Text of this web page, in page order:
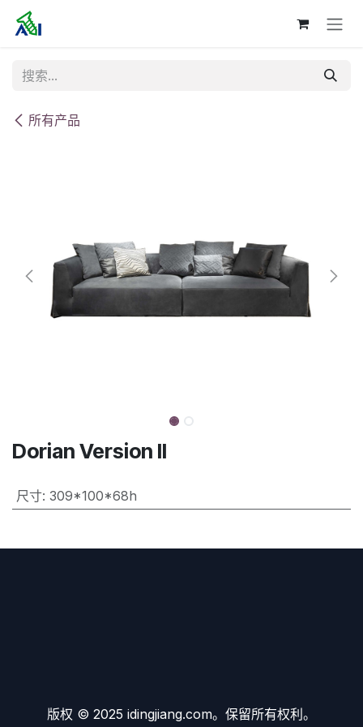
跳至内容
所有产品
Dorian Version II
尺寸: 309*100*68h
版权 © 2025 idingjiang.com。保留所有权利。